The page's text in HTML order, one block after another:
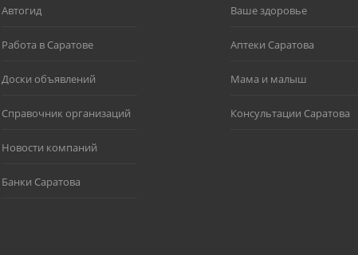
Автогид
Работа в Саратове
Доски объявлений
Справочник организаций
Новости компаний
Банки Саратова
Ваше здоровье
Аптеки Саратова
Мама и малыш
Консультации Саратова